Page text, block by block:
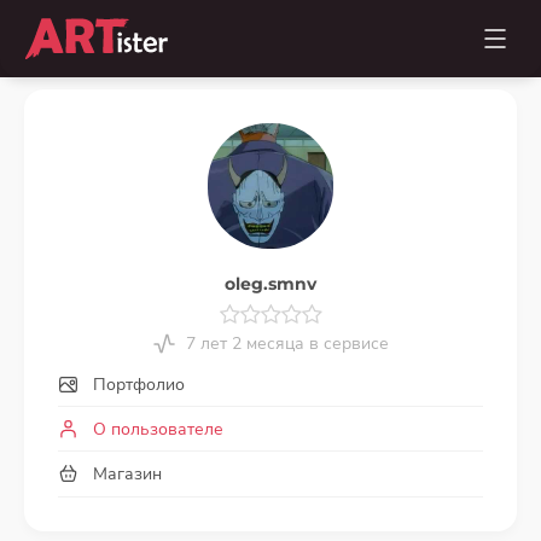
oleg.smnv
7 лет 2 месяца в сервисе
Портфолио
О пользователе
Магазин